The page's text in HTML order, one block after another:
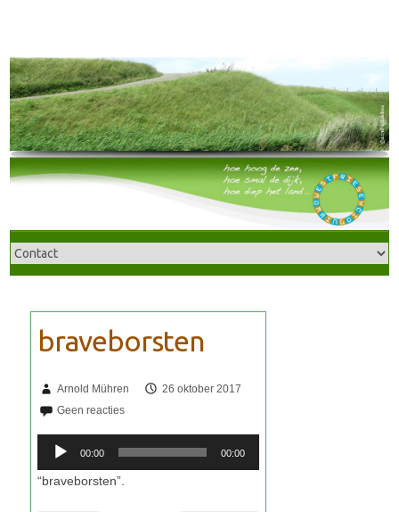
Arnold Mühren 26 oktober 2017
00:00 00:00